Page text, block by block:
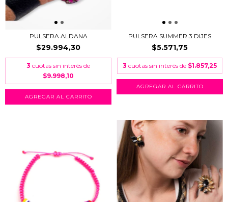
PULSERA ALDANA
$29.994,30
3 cuotas sin interés de
$9.998,10
PULSERA SUMMER 3 DIJES
$5.571,75
3 cuotas sin interés de $1.857,25